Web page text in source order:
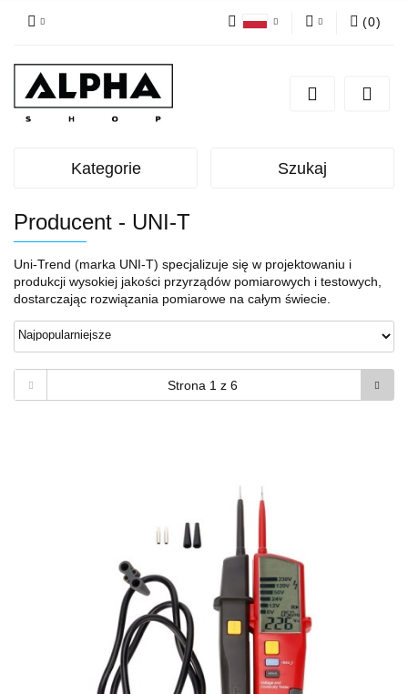
Zarejestruj się
(0)
Kategorie Szukaj
Producent - UNI-T
Uni-Trend (marka UNI-T) specjalizuje się w projektowaniu i
produkcji wysokiej jakości przyrządów pomiarowych i testowych,
dostarczając rozwiązania pomiarowe na całym świecie.